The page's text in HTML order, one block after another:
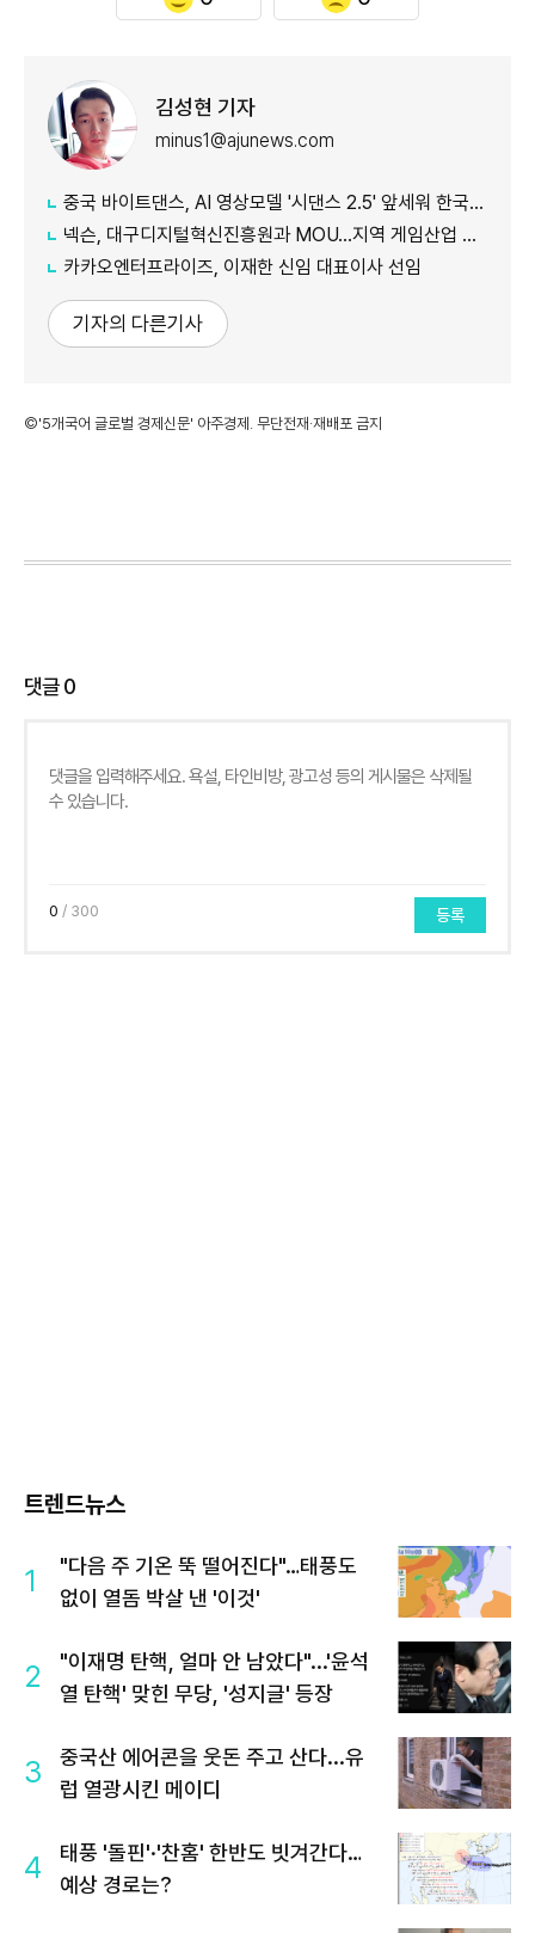
김성현 기자
minus1@ajunews.com
중국 바이트댄스, AI 영상모델 '시댄스 2.5' 앞세워 한국 공략 본격화
넥슨, 대구디지털혁신진흥원과 MOU…지역 게임산업 육성 나선다
카카오엔터프라이즈, 이재한 신임 대표이사 선임
기자의 다른기사
©'5개국어 글로벌 경제신문' 아주경제. 무단전재·재배포 금지
댓글0
0 / 300 등록
트렌드뉴스
1
"다음 주 기온 뚝 떨어진다"…태풍도
없이 열돔 박살 낸 '이것'
2
"이재명 탄핵, 얼마 안 남았다"...'윤석
열 탄핵' 맞힌 무당, '성지글' 등장
3
중국산 에어콘을 웃돈 주고 산다...유
럽 열광시킨 메이디
4
태풍 '돌핀'·'찬홈' 한반도 빗겨간다…
예상 경로는?